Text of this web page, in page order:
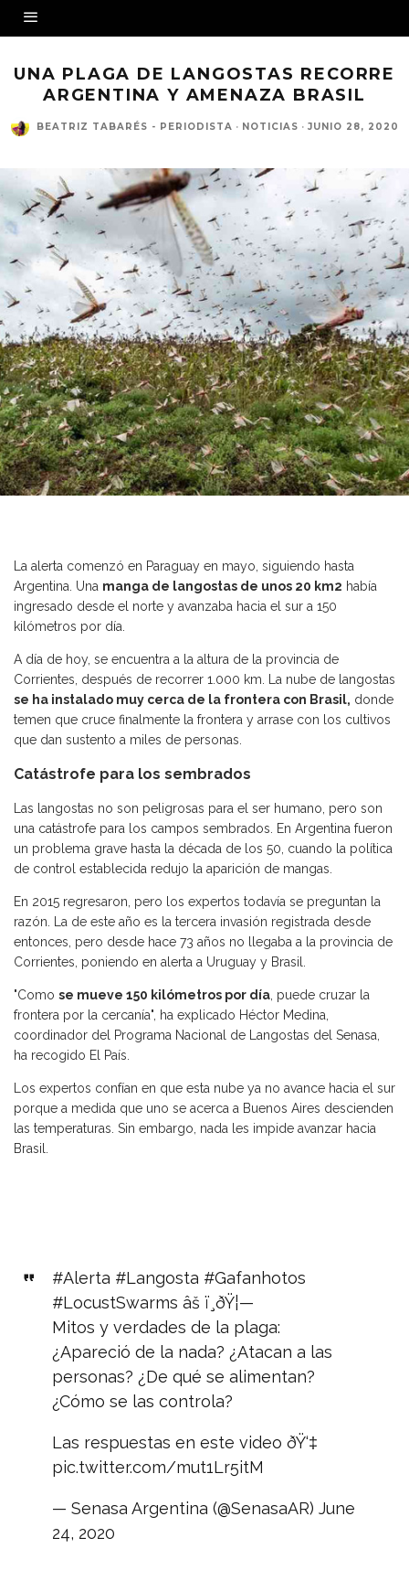
UNA PLAGA DE LANGOSTAS RECORRE
ARGENTINA Y AMENAZA BRASIL
BEATRIZ TABARÉS - PERIODISTA · NOTICIAS · JUNIO 28, 2020
La alerta comenzó en Paraguay en mayo, siguiendo hasta
Argentina. Una manga de langostas de unos 20 km2 había
ingresado desde el norte y avanzaba hacia el sur a 150
kilómetros por día.
A día de hoy, se encuentra a la altura de la provincia de
Corrientes, después de recorrer 1.000 km. La nube de langostas
se ha instalado muy cerca de la frontera con Brasil, donde
temen que cruce finalmente la frontera y arrase con los cultivos
que dan sustento a miles de personas.
Catástrofe para los sembrados
Las langostas no son peligrosas para el ser humano, pero son
una catástrofe para los campos sembrados. En Argentina fueron
un problema grave hasta la década de los 50, cuando la política
de control establecida redujo la aparición de mangas.
En 2015 regresaron, pero los expertos todavía se preguntan la
razón. La de este año es la tercera invasión registrada desde
entonces, pero desde hace 73 años no llegaba a la provincia de
Corrientes, poniendo en alerta a Uruguay y Brasil.
"Como se mueve 150 kilómetros por día, puede cruzar la
frontera por la cercanía", ha explicado Héctor Medina,
coordinador del Programa Nacional de Langostas del Senasa,
ha recogido El País.
Los expertos confían en que esta nube ya no avance hacia el sur
porque a medida que uno se acerca a Buenos Aires descienden
las temperaturas. Sin embargo, nada les impide avanzar hacia
Brasil.
#Alerta #Langosta #Gafanhotos
#LocustSwarms âš ï¸ðŸ¦—
Mitos y verdades de la plaga:
¿Apareció de la nada? ¿Atacan a las
personas? ¿De qué se alimentan?
¿Cómo se las controla?
Las respuestas en este video ðŸ‘‡
pic.twitter.com/mut1Lr5itM
— Senasa Argentina (@SenasaAR) June
24, 2020